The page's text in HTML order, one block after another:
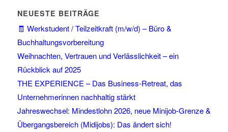
NEUESTE BEITRÄGE
🧾 Werkstudent / Teilzeitkraft (m/w/d) – Büro &
Buchhaltungsvorbereitung
Weihnachten, Vertrauen und Verlässlichkeit – ein
Rückblick auf 2025
THE EXPERIENCE – Das Business-Retreat, das
Unternehmerinnen nachhaltig stärkt
Jahreswechsel: Mindestlohn 2026, neue Minijob-Grenze &
Übergangsbereich (Midijobs): Das ändert sich!